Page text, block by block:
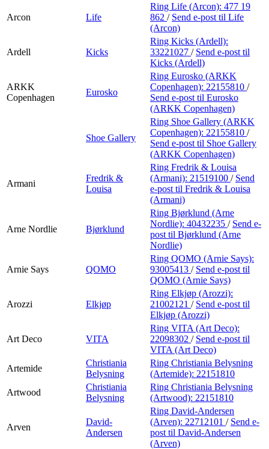
Arcon Life
Ring Life (Arcon): 477 19
862 / Send e-post til Life
(Arcon)
Ardell Kicks
Ring Kicks (Ardell):
33221027 / Send e-post til
Kicks (Ardell)
ARKK
Copenhagen
Eurosko
Ring Eurosko (ARKK
Copenhagen): 22155810 /
Send e-post til Eurosko
(ARKK Copenhagen)
Shoe Gallery
Ring Shoe Gallery (ARKK
Copenhagen): 22155810 /
Send e-post til Shoe Gallery
(ARKK Copenhagen)
Armani
Fredrik &
Louisa
Ring Fredrik & Louisa
(Armani): 21519100 / Send
e-post til Fredrik & Louisa
(Armani)
Arne Nordlie Bjørklund
Ring Bjørklund (Arne
Nordlie): 40432235 / Send e-
post til Bjørklund (Arne
Nordlie)
Arnie Says QOMO
Ring QOMO (Arnie Says):
93005413 / Send e-post til
QOMO (Arnie Says)
Arozzi Elkjøp
Ring Elkjøp (Arozzi):
21002121 / Send e-post til
Elkjøp (Arozzi)
Art Deco VITA
Ring VITA (Art Deco):
22098302 / Send e-post til
VITA (Art Deco)
Artemide
Christiania
Belysning
Ring Christiania Belysning
(Artemide): 22151810
Artwood
Christiania
Belysning
Ring Christiania Belysning
(Artwood): 22151810
Arven
David-
Andersen
Ring David-Andersen
(Arven): 22712101 / Send e-
post til David-Andersen
(Arven)